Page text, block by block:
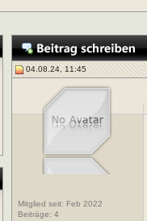
04.08.24, 11:45
Mitglied seit: Feb 2022
Beiträge: 4